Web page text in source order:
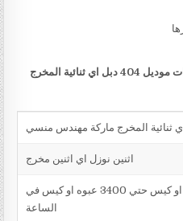
مواصفات ماكينة لتعبئة عصائر في عبوات موديل 404 دبل اي ثنائية المخرج
اثنين نوزل اي اثنين مخرج
من 1600 عبوة او كيس حتي 3400 عبوه او كيس في
الساعة